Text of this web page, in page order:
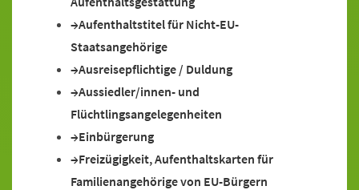
Aufenthaltstitel für Nicht-EU-
Staatsangehörige
Ausreisepflichtige / Duldung
Aussiedler/innen- und
Flüchtlingsangelegenheiten
Einbürgerung
Freizügigkeit, Aufenthaltskarten für
Familienangehörige von EU-Bürgern